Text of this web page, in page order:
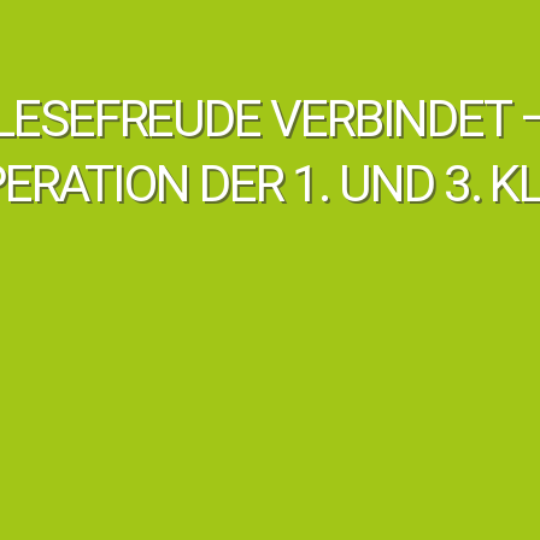
VERBINDET
DER 1. UND 3.